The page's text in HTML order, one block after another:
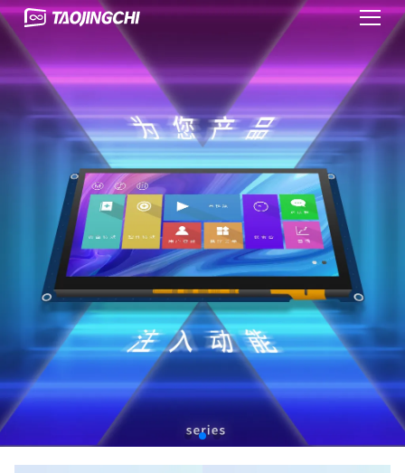
tjc
淘
馳
串
深
圳
淘
晶